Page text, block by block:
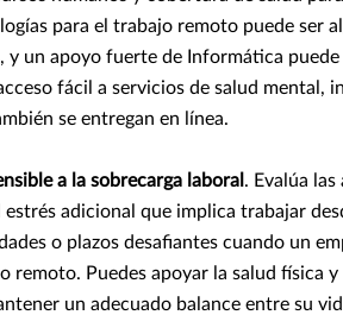
para el trabajo remoto puede ser
y un apoyo fuerte de Informática
fácil a servicios de salud mental,
se entregan en línea.
a la sobrecarga laboral . Evalúa
estrés adicional que implica trabajar
o plazos desafiantes cuando un
remoto. Puedes apoyar la salud física
un adecuado balance entre su